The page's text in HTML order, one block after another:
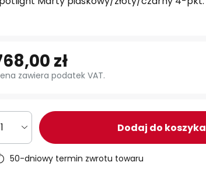
zł
zawiera podatek VAT.
1 Dodaj do koszyka
50-dniowy termin zwrotu towaru